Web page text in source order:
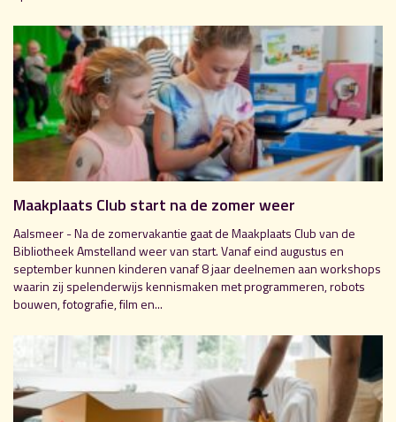
Maakplaats Club start na de zomer weer
Aalsmeer - Na de zomervakantie gaat de Maakplaats Club van de
Bibliotheek Amstelland weer van start. Vanaf eind augustus en
september kunnen kinderen vanaf 8 jaar deelnemen aan workshops
waarin zij spelenderwijs kennismaken met programmeren, robots
bouwen, fotografie, film en...